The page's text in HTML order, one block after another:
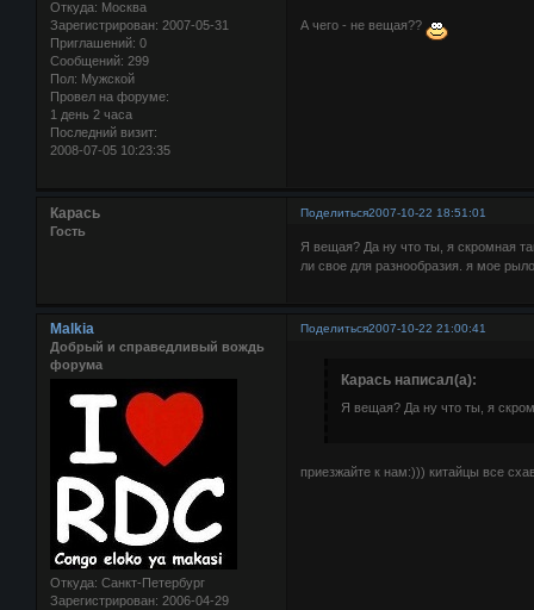
Откуда: Москва
Зарегистрирован: 2007-05-31
Приглашений: 0
Сообщений: 299
Пол: Мужской
Провел на форуме:
1 день 2 часа
Последний визит:
2008-07-05 10:23:35
А чего - не вещая??
Поделиться2007-10-22 18:51:01
Карась
Гость
Я вещая? Да ну что ты, я скромная
ли свое для разнообразия. я мое
Поделиться2007-10-22 21:00:41
Malkia
Добрый и справедливый вождь
форума
Откуда: Санкт-Петербург
Зарегистрирован: 2006-04-29
Карась написал(а):
Я вещая? Да ну что ты, я
приезжайте к нам:))) китайцы все